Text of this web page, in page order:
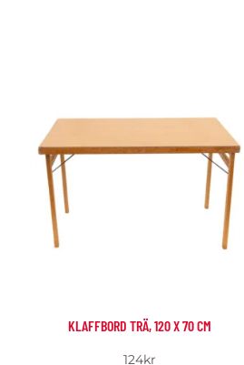
KLAFFBORD TRÄ, 120 X 70 CM
124kr